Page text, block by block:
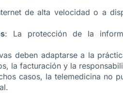
de alta velocidad o a
: La protección de la
deben adaptarse a la
la facturación y la
casos, la telemedicina no